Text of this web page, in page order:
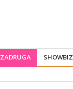
ZADRUGA SHOWBIZ